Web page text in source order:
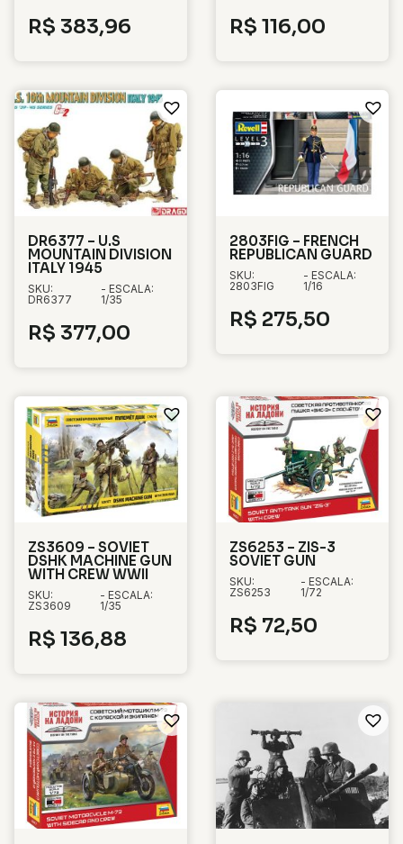
R$ 383,96 R$ 116,00
DR6377 – U.S
MOUNTAIN DIVISION
ITALY 1945
SKU:
DR6377
- ESCALA:
1/35
R$ 377,00
2803FIG – FRENCH
REPUBLICAN GUARD
SKU:
2803FIG
- ESCALA:
1/16
R$ 275,50
ZS3609 – SOVIET
DSHK MACHINE GUN
WITH CREW WWII
SKU:
ZS3609
- ESCALA:
1/35
R$ 136,88
ZS6253 – ZIS-3
SOVIET GUN
SKU:
ZS6253
- ESCALA:
1/72
R$ 72,50